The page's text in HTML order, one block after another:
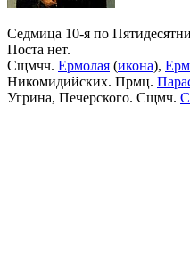
Седмица 10-я по
Поста нет.
Сщмчч. Ермолая (икона),
Никомидийских. Прмц.
Угрина, Печерского. Сщмч.